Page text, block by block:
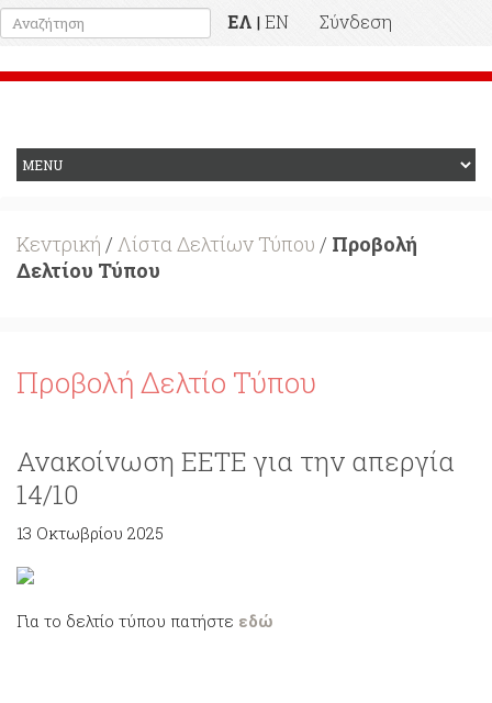
ΕΛ | EN
Σύνδεση
Κεντρική / Λίστα Δελτίων Τύπου / Προβολή
Δελτίου Τύπου
Προβολή Δελτίο Τύπου
Ανακοίνωση ΕΕΤΕ για την απεργία
14/10
13 Οκτωβρίου 2025
Για το δελτίο τύπου πατήστε εδώ